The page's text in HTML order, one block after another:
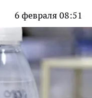
6 февраля 08:51